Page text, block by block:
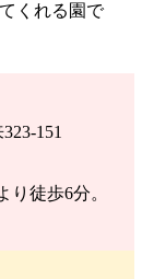
くれる園で
151
徒歩6分。